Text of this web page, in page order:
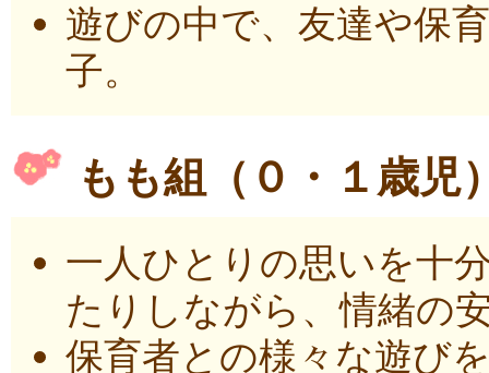
遊びの中で、友達や保
子。
もも組（０・１歳児
一人ひとりの思いを十
たりしながら、情緒の
保育者との様々な遊び